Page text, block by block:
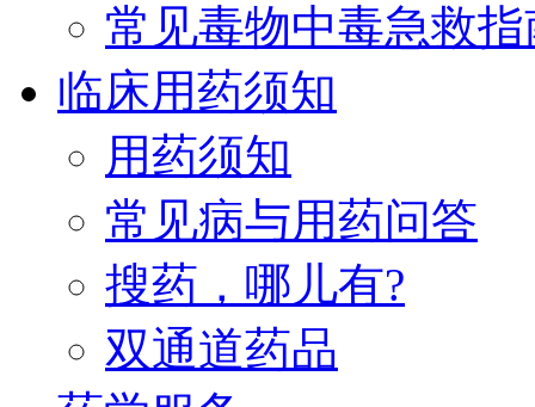
常见毒物中毒急救指
临床用药须知
用药须知
常见病与用药问答
搜药，哪儿有?
双通道药品